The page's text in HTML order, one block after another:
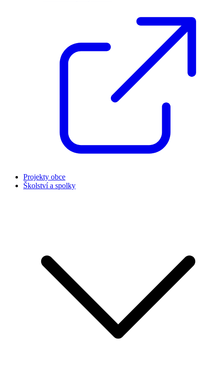
Projekty obce
Školství a spolky